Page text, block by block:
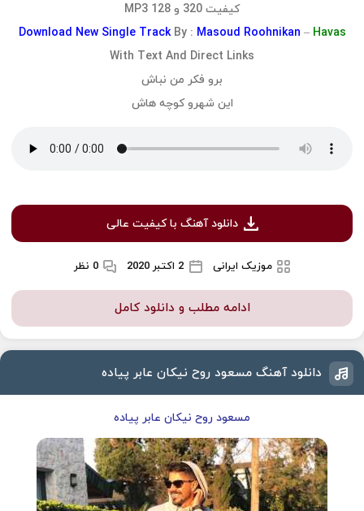
کیفیت 320 و 128 MP3
Download New Single Track By : Masoud Roohnikan – Havas
With Text And Direct Links
برو فکر من نباش
این شهرو کوچه هاش
دانلود آهنگ با کیفیت عالی
موزیک ایرانی 2 اکتبر 2020 0 نظر
ادامه مطلب و دانلود کامل
دانلود آهنگ مسعود روح نیکان عابر پیاده
مسعود روح نیکان عابر پیاده